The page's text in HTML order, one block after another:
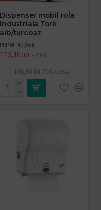
Dispenser mobil rola
industriala Tork
alb/turcoaz
PRP 149,16 lei
113,10 lei + TVA
136,85 lei TVA inclus